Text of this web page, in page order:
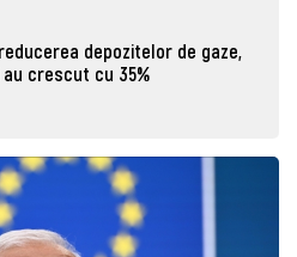
depozitelor de gaze,
crescut cu 35%